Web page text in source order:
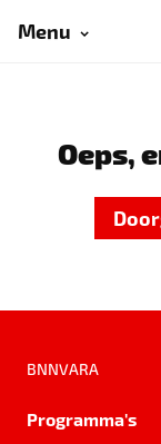
Menu
Oeps,
BNNVARA
Programma's